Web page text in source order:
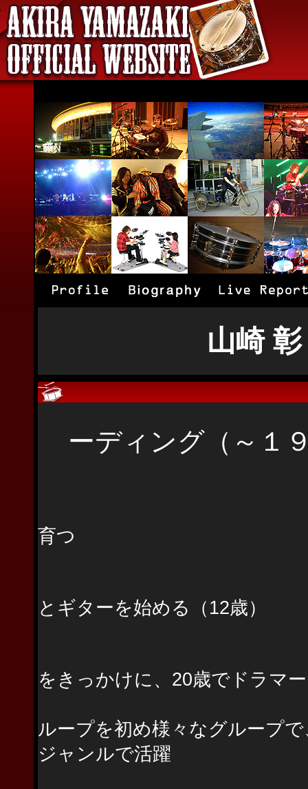
山崎
主なラ
ーディング（～１
育つ
とギターを始める（12歳）
をきっかけに、20歳でドラマ
ループを初め様々なグループ
ジャンルで活躍